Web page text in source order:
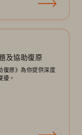
及協助復原
復原》為你提供深度
擾。